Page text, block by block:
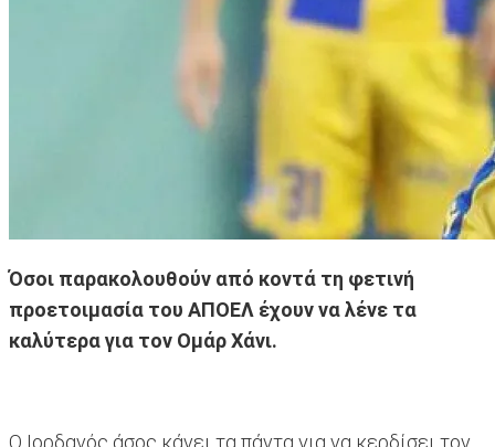
Όσοι παρακολουθούν από κοντά τη φετινή
προετοιμασία του ΑΠΟΕΛ έχουν να λένε τα
καλύτερα για τον Ομάρ Χάνι.